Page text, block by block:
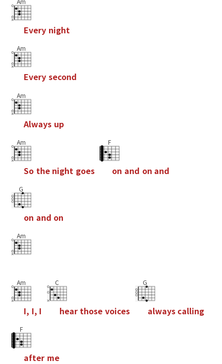
Every night
Am
Every second
Am
Always up
Am
So the night goes
F
on and on and
G
on and on
Am
Am
I, I, I
C
hear those voices
G
always calling
F
after me